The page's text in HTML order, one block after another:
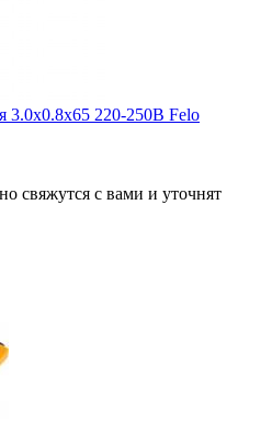
3.0х0.8х65 220-250В Felo
свяжутся с вами и уточнят